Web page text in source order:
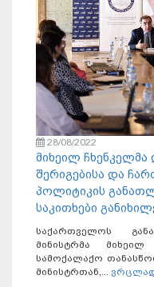
28/08/2022
მიხეილ ჩხენკელმა
შერიგებისა და
პოლიტიკის
საკითხები
საქართველოს
მინისტრმა
სამოქალაქო
მინისტრთან,...